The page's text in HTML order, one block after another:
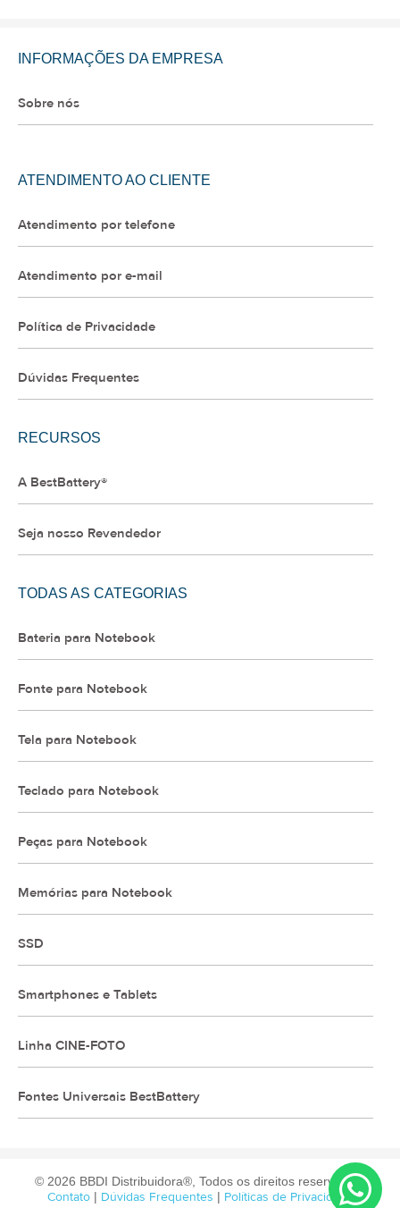
INFORMAÇÕES DA EMPRESA
Sobre nós
ATENDIMENTO AO CLIENTE
Atendimento por telefone
Atendimento por e-mail
Política de Privacidade
Dúvidas Frequentes
RECURSOS
A BestBattery®
Seja nosso Revendedor
TODAS AS CATEGORIAS
Bateria para Notebook
Fonte para Notebook
Tela para Notebook
Teclado para Notebook
Peças para Notebook
Memórias para Notebook
SSD
Smartphones e Tablets
Linha CINE-FOTO
Fontes Universais BestBattery
© 2026 BBDI Distribuidora®, Todos os direitos reservados.
Contato | Dúvidas Frequentes | Políticas de Privacidade